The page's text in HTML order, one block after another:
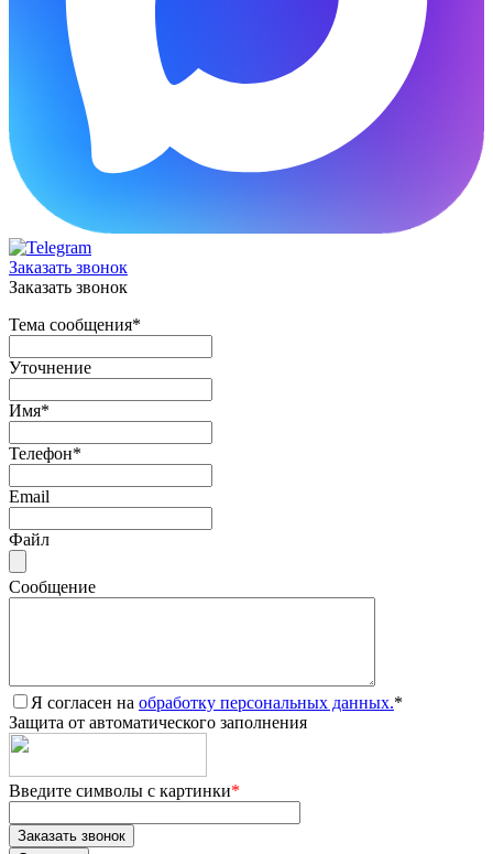
Заказать звонок
Заказать звонок
Тема сообщения*
Уточнение
Имя*
Телефон*
Email
Файл
Сообщение
Я согласен на обработку персональных данных.*
Защита от автоматического заполнения
Введите символы с картинки*